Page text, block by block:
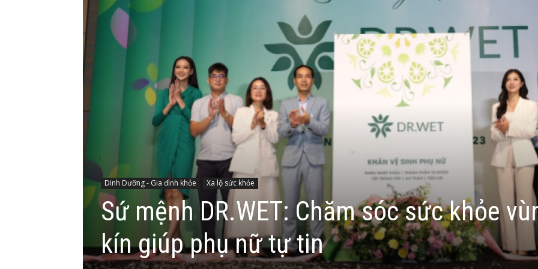
Dinh Dưỡng - Gia đình khỏe Xa lộ sức khỏe
Sứ mệnh DR.WET: Chăm sóc sức khỏe
kín giúp phụ nữ tự tin